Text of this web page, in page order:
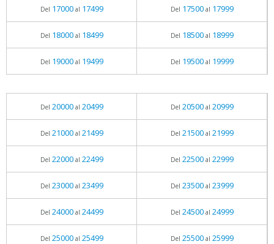
Del 17000al 17499 Del 17500al 17999
Del 18000al 18499 Del 18500al 18999
Del 19000al 19499 Del 19500al 19999
Del 20000al 20499 Del 20500al 20999
Del 21000al 21499 Del 21500al 21999
Del 22000al 22499 Del 22500al 22999
Del 23000al 23499 Del 23500al 23999
Del 24000al 24499 Del 24500al 24999
Del 25000al 25499 Del 25500al 25999